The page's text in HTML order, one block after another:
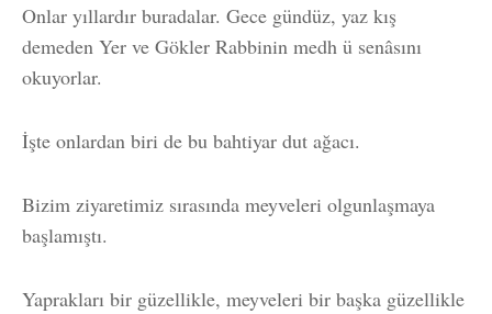
Onlar yıllardır buradalar. Gece gündüz, yaz kış
demeden Yer ve Gökler Rabbinin medh ü senâsını
okuyorlar.
İşte onlardan biri de bu bahtiyar dut ağacı.
Bizim ziyaretimiz sırasında meyveleri olgunlaşmaya
başlamıştı.
Yaprakları bir güzellikle, meyveleri bir başka güzellikle